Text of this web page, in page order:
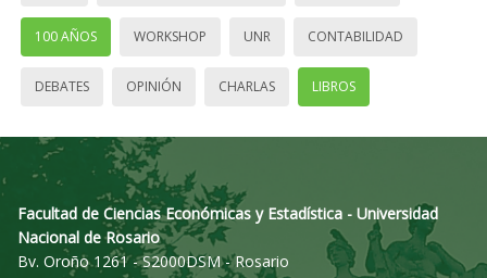
100 AÑOS WORKSHOP UNR CONTABILIDAD
DEBATES OPINIÓN CHARLAS LIBROS
Facultad de Ciencias Económicas y Estadística - Universidad
Nacional de Rosario
Bv. Oroño 1261 - S2000DSM - Rosario